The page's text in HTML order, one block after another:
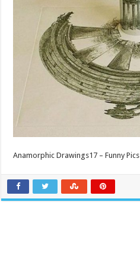
Anamorphic Drawings17 – Funny Pics